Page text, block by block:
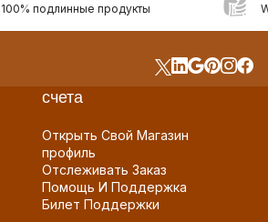
100% подлинные продукты
счета
Открыть Свой Магазин
профиль
Отслеживать Заказ
Помощь И Поддержка
Билет Поддержки